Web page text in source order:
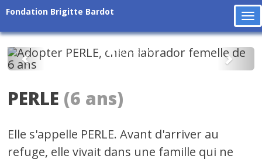
Fondation Brigitte Bardot
Précédent
PERLE (6 ans)
Elle s'appelle PERLE. Avant d'arriver au
refuge, elle vivait dans une famille qui ne